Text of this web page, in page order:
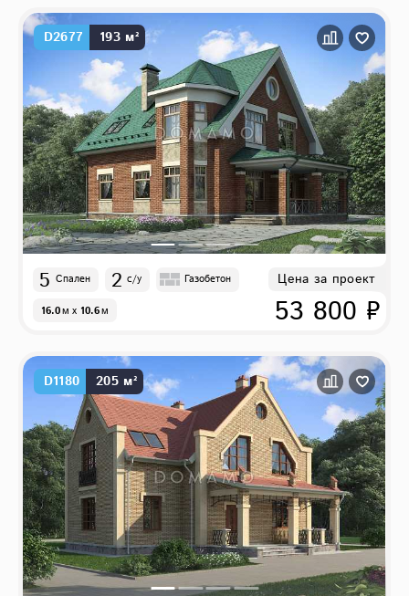
D2677 193 м²
5 Спален 2 с/у Газобетон
16.0м x 10.6м
Цена за проект
53 800 ₽
D1180 205 м²